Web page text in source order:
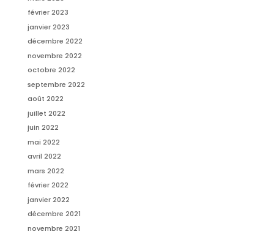
février 2023
janvier 2023
décembre 2022
novembre 2022
octobre 2022
septembre 2022
août 2022
juillet 2022
juin 2022
mai 2022
avril 2022
mars 2022
février 2022
janvier 2022
décembre 2021
novembre 2021